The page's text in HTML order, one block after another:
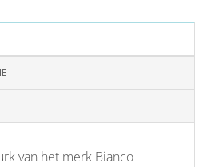
van het merk Bianco